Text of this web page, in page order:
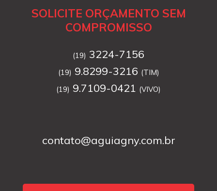
SOLICITE ORÇAMENTO SEM
COMPROMISSO
(19) 3224-7156
(19) 9.8299-3216 (TIM)
(19) 9.7109-0421 (VIVO)
contato@aguiagny.com.br